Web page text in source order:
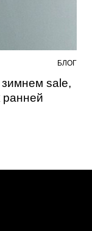
БЛОГ
зимнем sale,
ранней